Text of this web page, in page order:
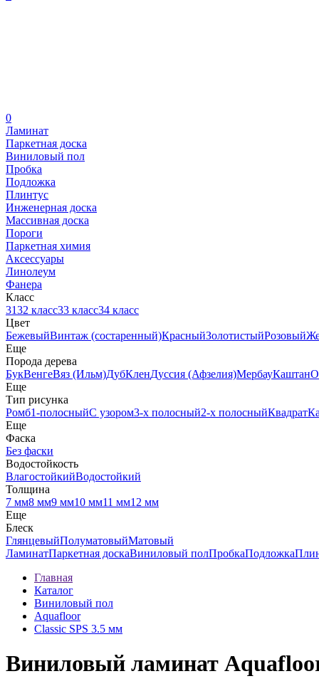
0
Ламинат
Паркетная доска
Виниловый пол
Пробка
Подложка
Плинтус
Инженерная доска
Массивная доска
Пороги
Паркетная химия
Аксессуары
Линолеум
Фанера
Класс
3132 класс33 класс34 класс
Цвет
БежевыйВинтаж (состаренный)КрасныйЗолотистыйРозовый
Еще
Порода дерева
БукВенгеВяз (Ильм)ДубКленДуссия (Афзелия)МербауКаштан
Еще
Тип рисунка
Ромб1-полосныйС узором3-х полосный2-х полосныйКвадрат
Еще
Фаска
Без фаски
Водостойкость
ВлагостойкийВодостойкий
Толщина
7 мм8 мм9 мм10 мм11 мм12 мм
Еще
Блеск
ГлянцевыйПолуматовыйМатовый
ЛаминатПаркетная доскаВиниловый полПробкаПодложка
Главная
Каталог
Виниловый пол
Aquafloor
Classic SPS 3.5 мм
Виниловый ламинат